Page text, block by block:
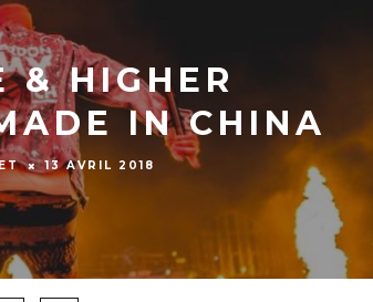
& HIGHER
IN CHINA
13 AVRIL 2018